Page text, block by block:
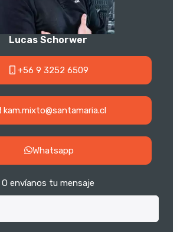
Lucas Schorwer
+56 9 3252 6509
kam.mixto@santamaria.cl
Whatsapp
O envíanos tu mensaje